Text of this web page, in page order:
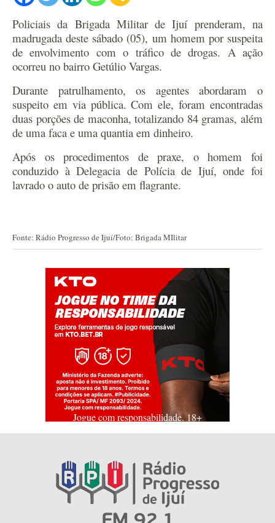
Policiais da Brigada Militar de Ijuí prenderam, na
madrugada deste sábado (05), um homem por suspeita
de envolvimento com o tráfico de drogas. A ação
ocorreu no bairro Getúlio Vargas.
Durante patrulhamento, os agentes abordaram o
suspeito em via pública. Com ele, foram encontradas
duas porções de maconha, totalizando 84 gramas, além
de uma faca e uma quantia em dinheiro.
Após os procedimentos de praxe, o homem foi
conduzido à Delegacia de Polícia de Ijuí, onde foi
lavrado o auto de prisão em flagrante.
Fonte: Rádio Progresso de Ijuí/Foto: Brigada MIlitar
Jogue com responsabilidade. 18+